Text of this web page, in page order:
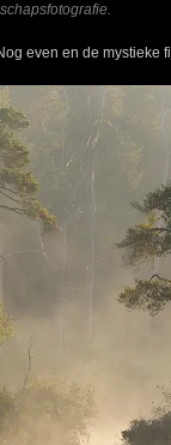
even en de mystieke